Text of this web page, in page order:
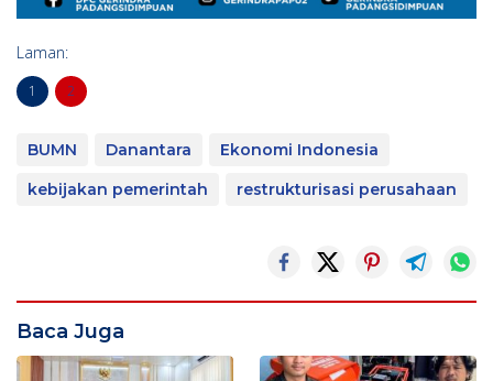
Laman:
1 2
BUMN Danantara
Ekonomi Indonesia
kebijakan pemerintah
restrukturisasi perusahaan
Baca Juga